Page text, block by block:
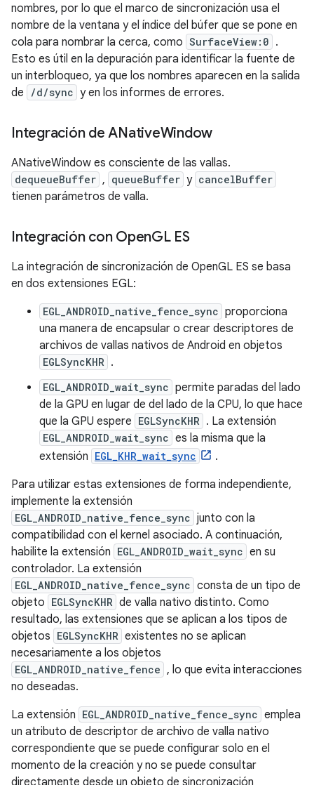
nombres, por lo que el marco de sincronización usa el
nombre de la ventana y el índice del búfer que se pone en
cola para nombrar la cerca, como SurfaceView:0 .
Esto es útil en la depuración para identificar la fuente de
un interbloqueo, ya que los nombres aparecen en la salida
de
/d/sync y en los informes de errores.
Integración de ANativeWindow
ANativeWindow es consciente de las vallas.
dequeueBuffer , queueBuffer y cancelBuffer
tienen parámetros de valla.
Integración con OpenGL ES
La integración de sincronización de OpenGL ES se basa
en dos extensiones EGL:
EGL_ANDROID_native_fence_sync proporciona
una manera de encapsular o crear descriptores de
archivos de vallas nativos de Android en objetos
EGLSyncKHR .
EGL_ANDROID_wait_sync permite paradas del lado
de la GPU en lugar de del lado de la CPU, lo que hace
que la GPU espere EGLSyncKHR . La extensión
EGL_ANDROID_wait_sync es la misma que la
extensión EGL_KHR_wait_sync
.
Para utilizar estas extensiones de forma independiente,
implemente la extensión
EGL_ANDROID_native_fence_sync junto con la
compatibilidad con el kernel asociado. A continuación,
habilite la extensión EGL_ANDROID_wait_sync en su
controlador. La extensión
EGL_ANDROID_native_fence_sync consta de un tipo de
objeto EGLSyncKHR de valla nativo distinto. Como
resultado, las extensiones que se aplican a los tipos de
objetos EGLSyncKHR existentes no se aplican
necesariamente a los objetos
EGL_ANDROID_native_fence , lo que evita interacciones
no deseadas.
La extensión EGL_ANDROID_native_fence_sync emplea
un atributo de descriptor de archivo de valla nativo
correspondiente que se puede configurar solo en el
momento de la creación y no se puede consultar
directamente desde un objeto de sincronización